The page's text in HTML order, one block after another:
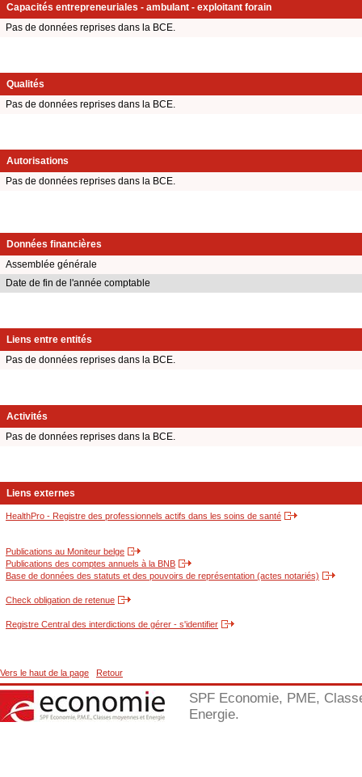
Capacités entrepreneuriales - ambulant - exploitant forain
Pas de données reprises dans la BCE.
Qualités
Pas de données reprises dans la BCE.
Autorisations
Pas de données reprises dans la BCE.
Données financières
Assemblée générale
Date de fin de l'année comptable
Liens entre entités
Pas de données reprises dans la BCE.
Activités
Pas de données reprises dans la BCE.
Liens externes
HealthPro - Registre des professionnels actifs dans les soins de santé
Publications au Moniteur belge
Publications des comptes annuels à la BNB
Base de données des statuts et des pouvoirs de représentation (actes notariés)
Check obligation de retenue
Registre Central des interdictions de gérer - s'identifier
Vers le haut de la page Retour
SPF Economie, PME,
Energie.